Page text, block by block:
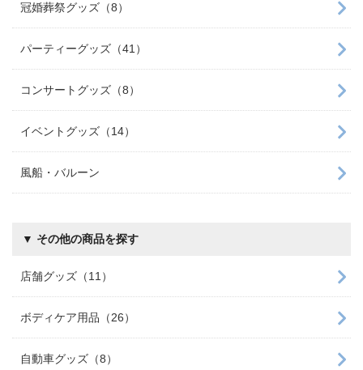
冠婚葬祭グッズ（8）
パーティーグッズ（41）
コンサートグッズ（8）
イベントグッズ（14）
風船・バルーン
▼ その他の商品を探す
店舗グッズ（11）
ボディケア用品（26）
自動車グッズ（8）